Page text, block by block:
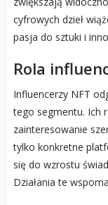
cyfrowych dzieł
pasja do sztuki i
Rola
Influencerzy NFT
tego segmentu. Ich
zainteresowanie
tylko konkretne
się do wzrostu
Działania te